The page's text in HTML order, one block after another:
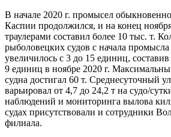
В начале 2020 г. промысел
Каспии продолжился, и на конец
траулерами составил более 10 тыс. т.
рыболовецких судов с начала промысла
увеличилось с 3 до 15 единиц,
9 единиц в ноябре 2020 г.
судна достигал 60 т. Среднесуточный
варьировал от 4,7 до 24,2 т на судо/
наблюдений и мониторинга вылова
судах присутствовали и сотрудники
филиала.